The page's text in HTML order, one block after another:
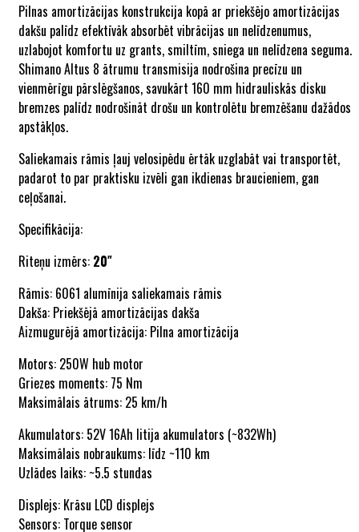
Pilnas amortizācijas konstrukcija kopā ar priekšējo amortizācijas
dakšu palīdz efektīvāk absorbēt vibrācijas un nelīdzenumus,
uzlabojot komfortu uz grants, smiltīm, sniega un nelīdzena seguma.
Shimano Altus 8 ātrumu transmisija nodrošina precīzu un
vienmērīgu pārslēgšanos, savukārt 160 mm hidrauliskās disku
bremzes palīdz nodrošināt drošu un kontrolētu bremzēšanu dažādos
apstākļos.
Saliekamais rāmis ļauj velosipēdu ērtāk uzglabāt vai transportēt,
padarot to par praktisku izvēli gan ikdienas braucieniem, gan
ceļošanai.
Specifikācija:
Riteņu izmērs: 20″
Rāmis: 6061 alumīnija saliekamais rāmis
Dakša: Priekšējā amortizācijas dakša
Aizmugurējā amortizācija: Pilna amortizācija
Motors: 250W hub motor
Griezes moments: 75 Nm
Maksimālais ātrums: 25 km/h
Akumulators: 52V 16Ah litija akumulators (~832Wh)
Maksimālais nobraukums: līdz ~110 km
Uzlādes laiks: ~5.5 stundas
Displejs: Krāsu LCD displejs
Sensors: Torque sensor